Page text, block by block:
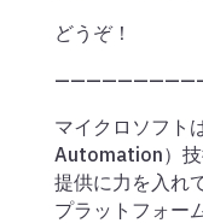
どうぞ！
マイクロソフト
Automation）技
提供に力を入れ
プラットフォー